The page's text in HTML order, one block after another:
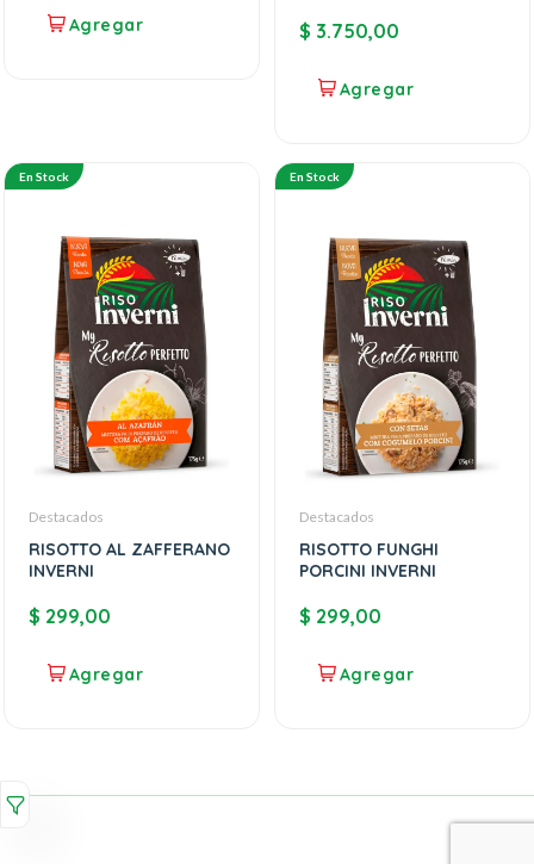
$ 3.750,00
En Stock
Destacados
RISOTTO AL ZAFFERANO
INVERNI
$ 299,00
En Stock
Destacados
RISOTTO FUNGHI
PORCINI INVERNI
$ 299,00